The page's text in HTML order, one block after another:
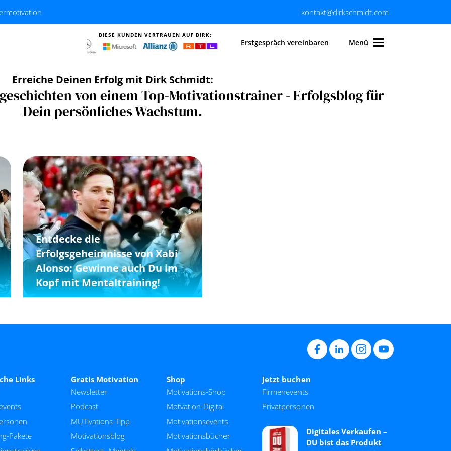
kontakt@dirkschmidt.com
DIESE KUNDEN VERTRAUEN AUF DIRK:
Erstgespräch vereinbaren Menü
Erreiche Deinen Erfolg mit Dirk Schmidt:
von einem Top-Motivationstrainer - Erfolgsblog für
Dein persönliches Wachstum.
Entdecke die
Erfolgsgeheimnisse von Xabi
Alonso: Gewinne auch Du im
Kopf mit Mentaltraining!
Links
Pakete
Gratis Motivation
Newsletter
Podcast
MUTivations-Tipp
Motivationsblog
Shop
Motivations-Shop
Motvation-Digital
Motivationsevents
Motivationsbücher
Jetzt buchen
Firmenevents
Privatpersonen
Digitales Verkaufen –
DU bist das Produkt